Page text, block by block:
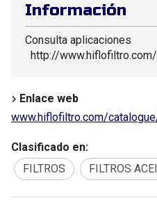
Información
Consulta aplicaciones
http://
Enlace web
www.hiflofiltro.com/
Clasificado en:
FILTROS
FILTROS